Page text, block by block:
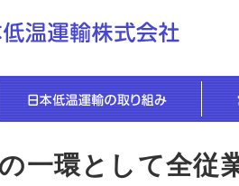
一環として全従